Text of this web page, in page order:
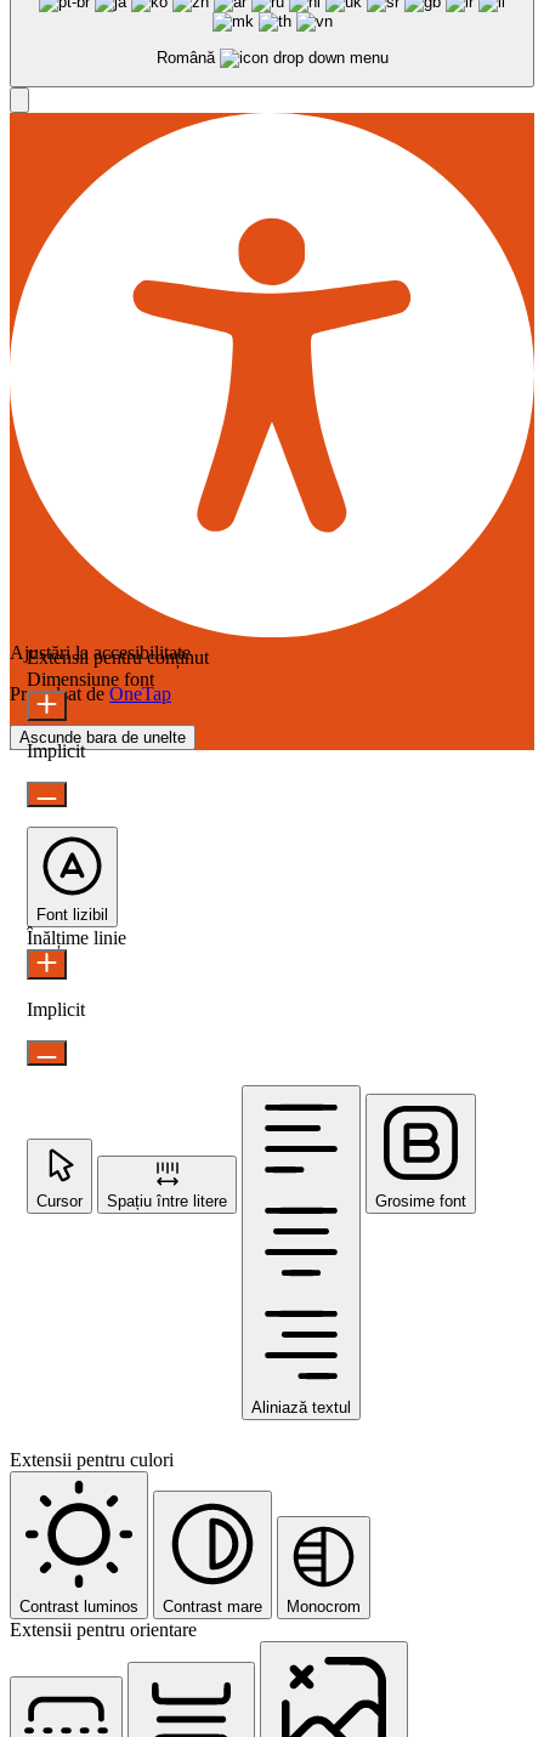
Română
Ajustări la accesibilitate
Propulsat de OneTap
Ascunde bara de unelte
Extensii pentru conținut
Dimensiune font
Implicit
Font lizibil
Înălțime linie
Implicit
Cursor Spațiu între litere
Aliniază textul
Grosime font
Extensii pentru culori
Contrast luminos Contrast mare Monocrom
Extensii pentru orientare